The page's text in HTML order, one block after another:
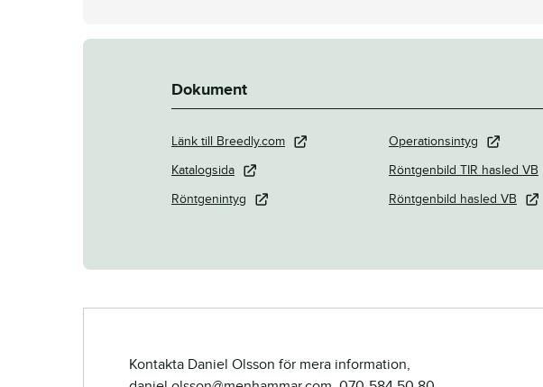
Dokument
Länk till Breedly.com
Katalogsida
Röntgenintyg
Operationsintyg
Röntgenbild TIR hasled VB
Röntgenbild hasled VB
Kontakta Daniel Olsson för mera information,